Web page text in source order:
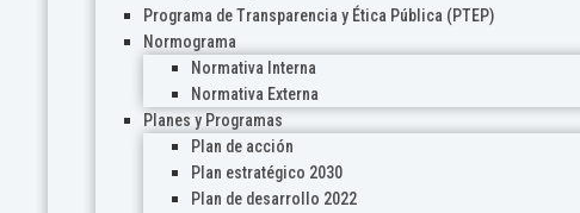
Programa de Transparencia y Ética Pública (PTEP)
Normograma
Normativa Interna
Normativa Externa
Planes y Programas
Plan de acción
Plan estratégico 2030
Plan de desarrollo 2022